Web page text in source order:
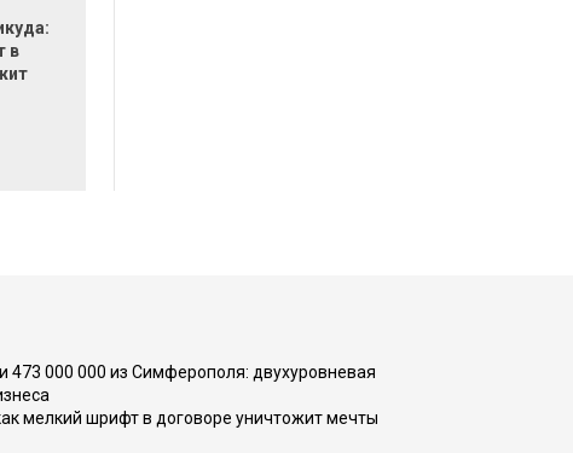
в
473 000 000 из Симферополя: двухуровневая
мелкий шрифт в договоре уничтожит мечты